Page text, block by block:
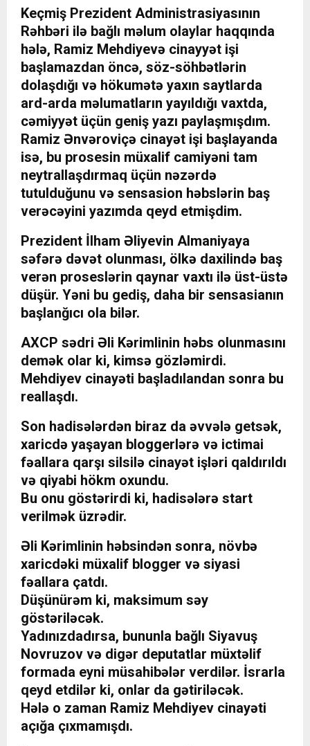
Keçmiş Prezident Administrasiyasının
Rəhbəri ilə bağlı məlum olaylar haqqında
hələ, Ramiz Mehdiyevə cinayyət işi
başlamazdan öncə, söz-söhbətlərin
dolaşdığı və hökumətə yaxın saytlarda
ard-arda məlumatların yayıldığı vaxtda,
cəmiyyət üçün geniş yazı paylaşmışdım.
Ramiz Ənvəroviçə cinayət işi başlayanda
isə, bu prosesin müxalif camiyəni tam
neytrallaşdırmaq üçün nəzərdə
tutulduğunu və sensasion həbslərin baş
verəcəyini yazımda qeyd etmişdim.
Prezident İlham Əliyevin Almaniyaya
səfərə dəvət olunması, ölkə daxilində baş
verən proseslərin qaynar vaxtı ilə üst-üstə
düşür. Yəni bu gediş, daha bir sensasianın
başlanğıcı ola bilər.
AXCP sədri Əli Kərimlinin həbs olunmasını
demək olar ki, kimsə gözləmirdi.
Mehdiyev cinayəti başladılandan sonra bu
reallaşdı.
Son hadisələrdən biraz da əvvələ getsək,
xaricdə yaşayan bloggerlərə və ictimai
fəallara qarşı silsilə cinayət işləri qaldırıldı
və qiyabi hökm oxundu.
Bu onu göstərirdi ki, hadisələrə start
verilmək üzrədir.
Əli Kərimlinin həbsindən sonra, növbə
xaricdəki müxalif blogger və siyasi
fəallara çatdı.
Düşünürəm ki, maksimum səy
göstəriləcək.
Yadınızdadırsa, bununla bağlı Siyavuş
Novruzov və digər deputatlar müxtəlif
formada eyni müsahibələr verdilər. İsrarla
qeyd etdilər ki, onlar da gətiriləcək.
Hələ o zaman Ramiz Mehdiyev cinayəti
açığa çıxmamışdı.